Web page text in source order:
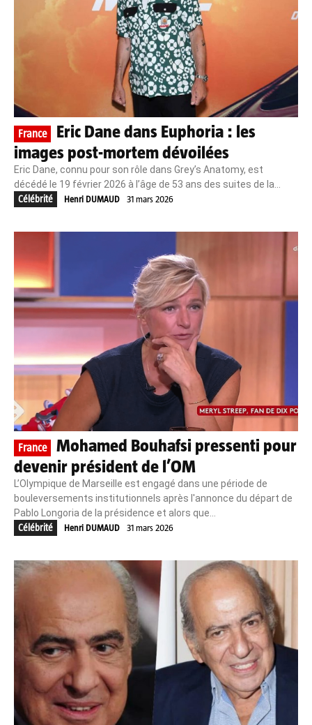
France
Eric Dane dans Euphoria : les
images post-mortem dévoilées
Eric Dane, connu pour son rôle dans Grey’s Anatomy, est
décédé le 19 février 2026 à l’âge de 53 ans des suites de la...
Célébrité
Henri DUMAUD 31 mars 2026
France
Mohamed Bouhafsi pressenti pour
devenir président de l’OM
L’Olympique de Marseille est engagé dans une période de
bouleversements institutionnels après l'annonce du départ de
Pablo Longoria de la présidence et alors que...
Célébrité
Henri DUMAUD 31 mars 2026